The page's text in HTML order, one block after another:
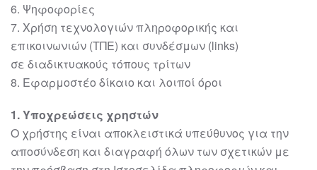
6. Ψηφοφορίες
7. Χρήση τεχνολογιών πληροφορικής και
επικοινωνιών (ΤΠΕ) και συνδέσμων (links)
σε διαδικτυακούς τόπους τρίτων
8. Εφαρμοστέο δίκαιο και λοιποί όροι
1.Υποχρεώσεις χρηστών
Ο χρήστης είναι αποκλειστικά υπεύθυνος για την
αποσύνδεση και διαγραφή όλων των σχετικών με